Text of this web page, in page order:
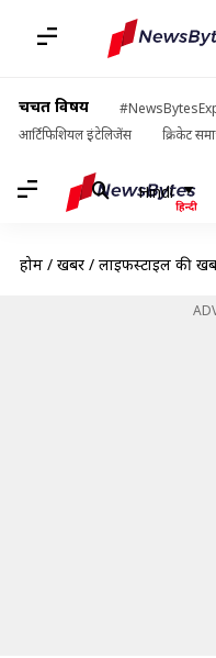
चर्चित विषय
आर्टिफिशियल इंटेलिजेंस
क्रिकेट
Hindi
होम / खबरें / लाइफस्टाइल की